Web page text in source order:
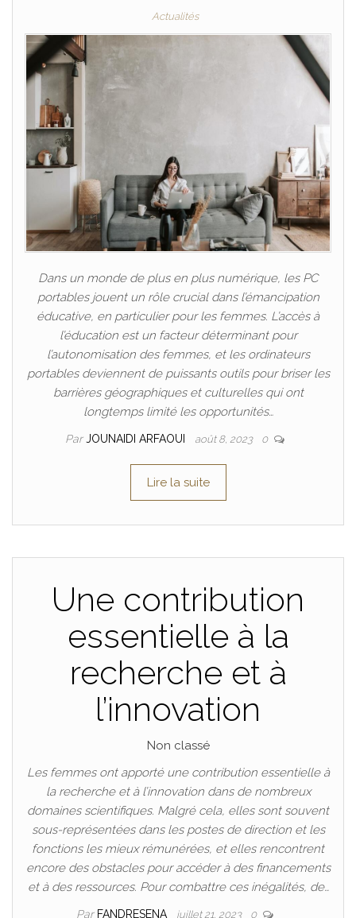
Actualités
Dans un monde de plus en plus numérique, les PC
portables jouent un rôle crucial dans l’émancipation
éducative, en particulier pour les femmes. L’accès à
l’éducation est un facteur déterminant pour
l’autonomisation des femmes, et les ordinateurs
portables deviennent de puissants outils pour briser les
barrières géographiques et culturelles qui ont
longtemps limité les opportunités…
ParJOUNAIDI ARFAOUI août 8, 2023 0
Lire la suite
Une contribution
essentielle à la
recherche et à
l’innovation
Non classé
Les femmes ont apporté une contribution essentielle à
la recherche et à l’innovation dans de nombreux
domaines scientifiques. Malgré cela, elles sont souvent
sous-représentées dans les postes de direction et les
fonctions les mieux rémunérées, et elles rencontrent
encore des obstacles pour accéder à des financements
et à des ressources. Pour combattre ces inégalités, de…
Par FANDRESENA juillet 21, 2023 0